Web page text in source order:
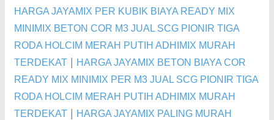
HARGA JAYAMIX PER KUBIK BIAYA READY MIX
MINIMIX BETON COR M3 JUAL SCG PIONIR TIGA
RODA HOLCIM MERAH PUTIH ADHIMIX MURAH
TERDEKAT
HARGA JAYAMIX BETON BIAYA COR
READY MIX MINIMIX PER M3 JUAL SCG PIONIR TIGA
RODA HOLCIM MERAH PUTIH ADHIMIX MURAH
TERDEKAT
HARGA JAYAMIX PALING MURAH